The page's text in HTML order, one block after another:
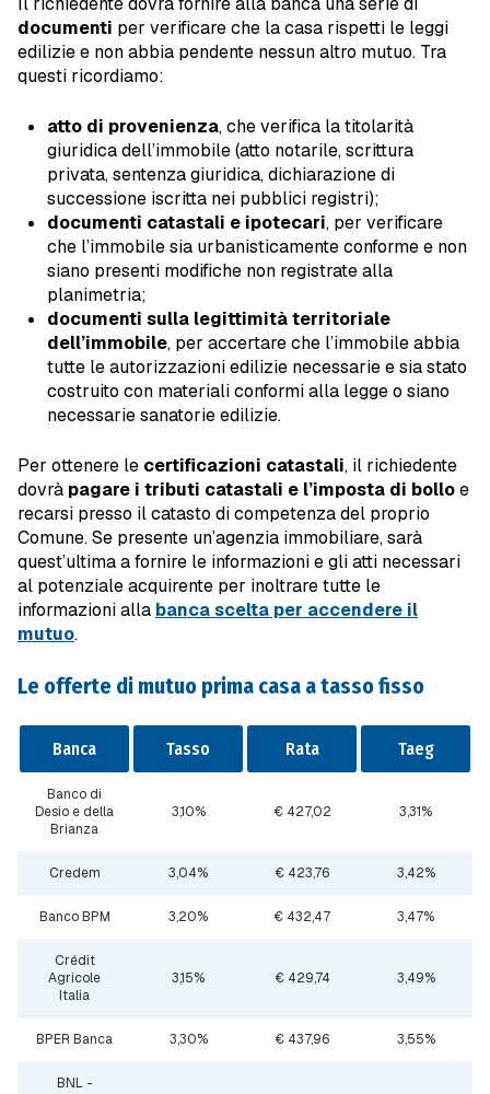
documenti per verificare che la casa rispetti le leggi
edilizie e non abbia pendente nessun altro mutuo. Tra
questi ricordiamo:
atto di provenienza, che verifica la titolarità
giuridica dell’immobile (atto notarile, scrittura
privata, sentenza giuridica, dichiarazione di
successione iscritta nei pubblici registri);
documenti catastali e ipotecari, per verificare
che l’immobile sia urbanisticamente conforme e non
siano presenti modifiche non registrate alla
planimetria;
documenti sulla legittimità territoriale
dell’immobile, per accertare che l’immobile abbia
tutte le autorizzazioni edilizie necessarie e sia stato
costruito con materiali conformi alla legge o siano
necessarie sanatorie edilizie.
Per ottenere le certificazioni catastali, il richiedente
dovrà pagare i tributi catastali e l’imposta di bolloe
recarsi presso il catasto di competenza del proprio
Comune. Se presente un’agenzia immobiliare, sarà
quest’ultima a fornire le informazioni e gli atti necessari
al potenziale acquirente per inoltrare tutte le
informazioni alla banca scelta per accendere il
mutuo.
Le offerte di mutuo prima casa a tasso fisso
Banca Tasso Rata Taeg
Banco di
Desio e della
Brianza
3,10% € 427,02 3,31%
Credem 3,04% € 423,76 3,42%
Banco BPM 3,20% € 432,47 3,47%
Crédit
Agricole
Italia
3,15% € 429,74 3,49%
BPER Banca 3,30% € 437,96 3,55%
BNL -